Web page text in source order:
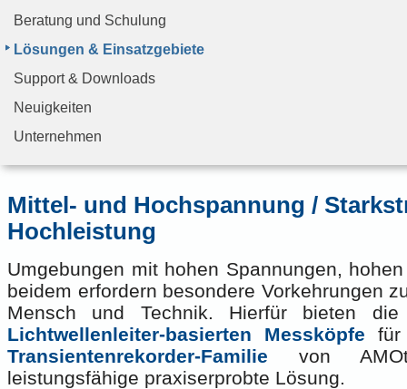
Beratung und Schulung
Lösungen & Einsatzgebiete
Support & Downloads
Neuigkeiten
Unternehmen
Mittel- und Hochspannung /
Hochleistung
Umgebungen mit hohen Spannungen,
beidem erfordern besondere Vorkehrungen
Mensch und Technik. Hierfür bieten
Lichtwellenleiter-basierten Messköpfe
Transientenrekorder-Familie von
leistungsfähige praxiserprobte Lösung.